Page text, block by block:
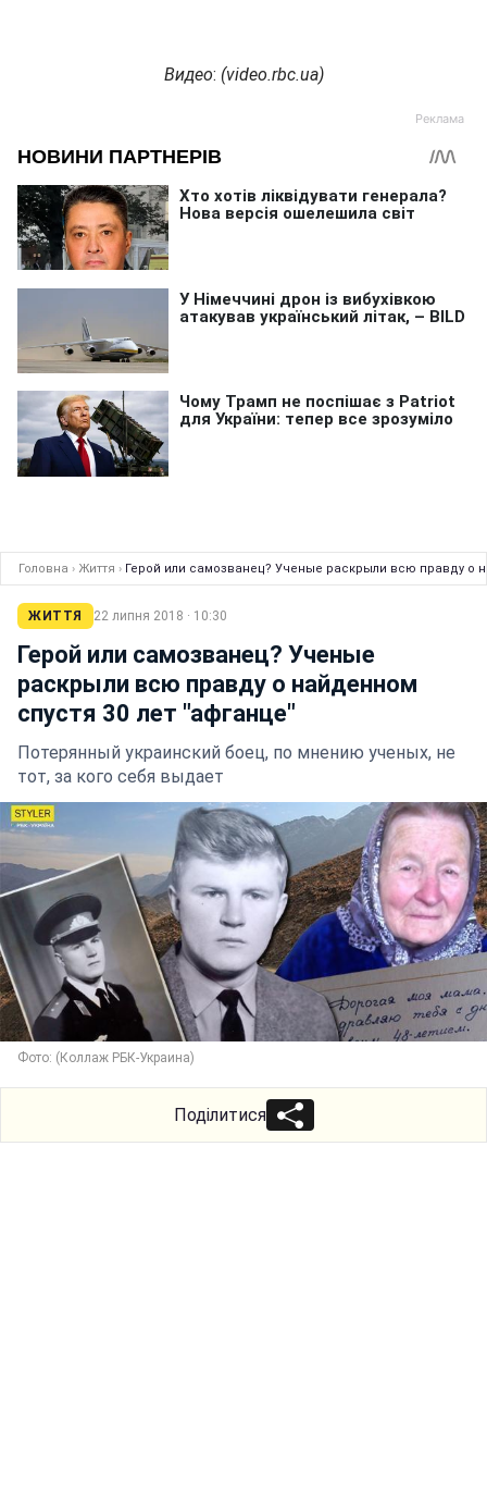
Видео: (video.rbc.ua)
Головна › Життя › Герой или самозванец? Ученые раскрыли всю правду о
ЖИТТЯ 22 липня 2018 · 10:30
Герой или самозванец? Ученые
раскрыли всю правду о найденном
спустя 30 лет "афганце"
Потерянный украинский боец, по мнению ученых, не
тот, за кого себя выдает
Фото: (Коллаж РБК-Украина)
Поділитися